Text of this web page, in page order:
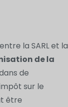
la SARL et la
de la
de
sur le
être